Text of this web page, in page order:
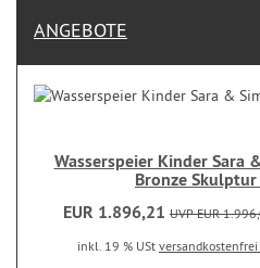
ANGEBOTE
Wasserspeier Kinder Sara
Bronze
EUR 1.896,21 UVP EUR
inkl. 19 % USt versandkostenfrei